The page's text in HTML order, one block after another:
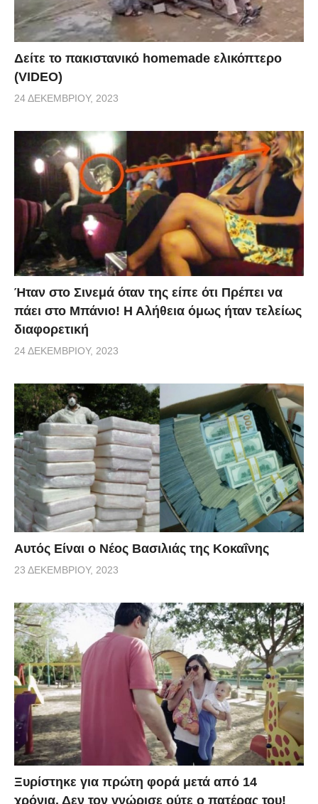
Δείτε το πακιστανικό homemade ελικόπτερο
(VIDEO)
24 ΔΕΚΕΜΒΡΊΟΥ, 2023
Ήταν στο Σινεμά όταν της είπε ότι Πρέπει να
πάει στο Μπάνιο! Η Αλήθεια όμως ήταν τελείως
διαφορετική
24 ΔΕΚΕΜΒΡΊΟΥ, 2023
Αυτός Είναι ο Νέος Βασιλιάς της Κοκαΐνης
23 ΔΕΚΕΜΒΡΊΟΥ, 2023
Ξυρίστηκε για πρώτη φορά μετά από 14
χρόνια. Δεν τον γνώρισε ούτε ο πατέρας του!